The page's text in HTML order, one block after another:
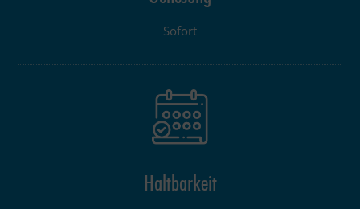
Sofort
Haltbarkeit